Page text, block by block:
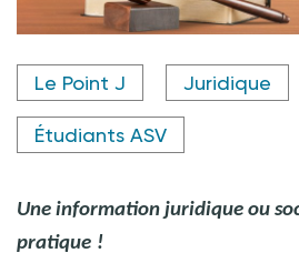
Crédit photo @ BillionPhotos.com -
Le Point J Juridique
Étudiants ASV
Une information juridique ou
pratique !